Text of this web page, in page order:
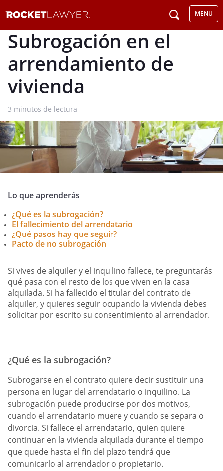
MENU
Subrogación en el
arrendamiento de
vivienda
3 minutos de lectura
Lo que aprenderás
¿Qué es la subrogación?
El fallecimiento del arrendatario
¿Qué pasos hay que seguir?
Pacto de no subrogación
Si vives de alquiler y el inquilino fallece, te preguntarás
qué pasa con el resto de los que viven en la casa
alquilada. Si ha fallecido el titular del contrato de
alquiler, y quieres seguir ocupando la vivienda debes
solicitar por escrito su consentimiento al arrendador.
¿Qué es la subrogación?
Subrogarse en el contrato quiere decir sustituir una
persona en lugar del arrendatario o inquilino. La
subrogación puede producirse por dos motivos,
cuando el arrendatario muere y cuando se separa o
divorcia. Si fallece el arrendatario, quien quiere
continuar en la vivienda alquilada durante el tiempo
que quede hasta el fin del plazo tendrá que
comunicarlo al arrendador o propietario.